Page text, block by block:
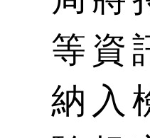
等資
納入